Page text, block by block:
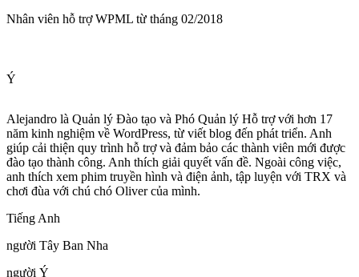
Nhân viên hỗ trợ WPML từ tháng 02/2018
Ý
Alejandro là Quản lý Đào tạo và Phó Quản lý Hỗ trợ với hơn 17
năm kinh nghiệm về WordPress, từ viết blog đến phát triển. Anh
giúp cải thiện quy trình hỗ trợ và đảm bảo các thành viên mới được
đào tạo thành công. Anh thích giải quyết vấn đề. Ngoài công việc,
anh thích xem phim truyền hình và điện ảnh, tập luyện với TRX và
chơi đùa với chú chó Oliver của mình.
Tiếng Anh
người Tây Ban Nha
người Ý